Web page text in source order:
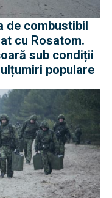
de combustibil
cu Rosatom.
sub condiții
populare